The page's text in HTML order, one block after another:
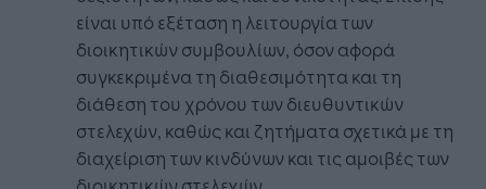
είναι υπό εξέταση η λειτουργία των
διοικητικών συμβουλίων, όσον αφορά
συγκεκριμένα τη διαθεσιμότητα και τη
διάθεση του χρόνου των διευθυντικών
στελεχών, καθώς και ζητήματα σχετικά με τη
διαχείριση των κινδύνων και τις αμοιβές των